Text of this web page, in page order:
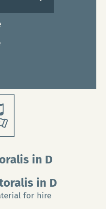
in D
in D
for hire